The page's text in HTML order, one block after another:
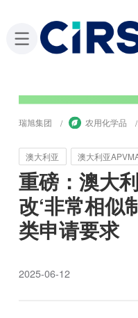
瑞旭集团 农用化学品
澳大利亚 澳大利亚
重磅：澳大
改‘非常相似
类申请要求
2025-06-12